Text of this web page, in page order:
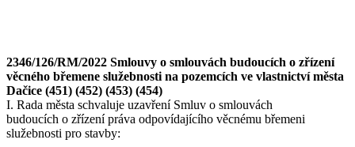
2346/126/RM/2022 Smlouvy o smlouvách budoucích o zřízení
věcného břemene služebnosti na pozemcích ve vlastnictví města
Dačice (451) (452) (453) (454)
I. Rada města schvaluje uzavření Smluv o smlouvách
budoucích o zřízení práva odpovídajícího věcnému břemeni
služebnosti pro stavby: